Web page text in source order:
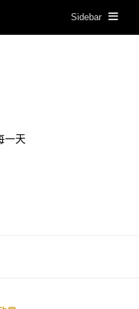
Sidebar
樂的過每一天